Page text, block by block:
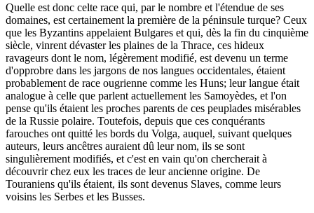
Quelle est donc celte race qui, par le nombre et l'étendue de ses
domaines, est certainement la première de la péninsule turque? Ceux
que les Byzantins appelaient Bulgares et qui, dès la fin du cinquième
siècle, vinrent dévaster les plaines de la Thrace, ces hideux
ravageurs dont le nom, légèrement modifié, est devenu un terme
d'opprobre dans les jargons de nos langues occidentales, étaient
probablement de race ougrienne comme les Huns; leur langue était
analogue à celle que parlent actuellement les Samoyèdes, et l'on
pense qu'ils étaient les proches parents de ces peuplades misérables
de la Russie polaire. Toutefois, depuis que ces conquérants
farouches ont quitté les bords du Volga, auquel, suivant quelques
auteurs, leurs ancêtres auraient dû leur nom, ils se sont
singulièrement modifiés, et c'est en vain qu'on chercherait à
découvrir chez eux les traces de leur ancienne origine. De
Touraniens qu'ils étaient, ils sont devenus Slaves, comme leurs
voisins les Serbes et les Busses.